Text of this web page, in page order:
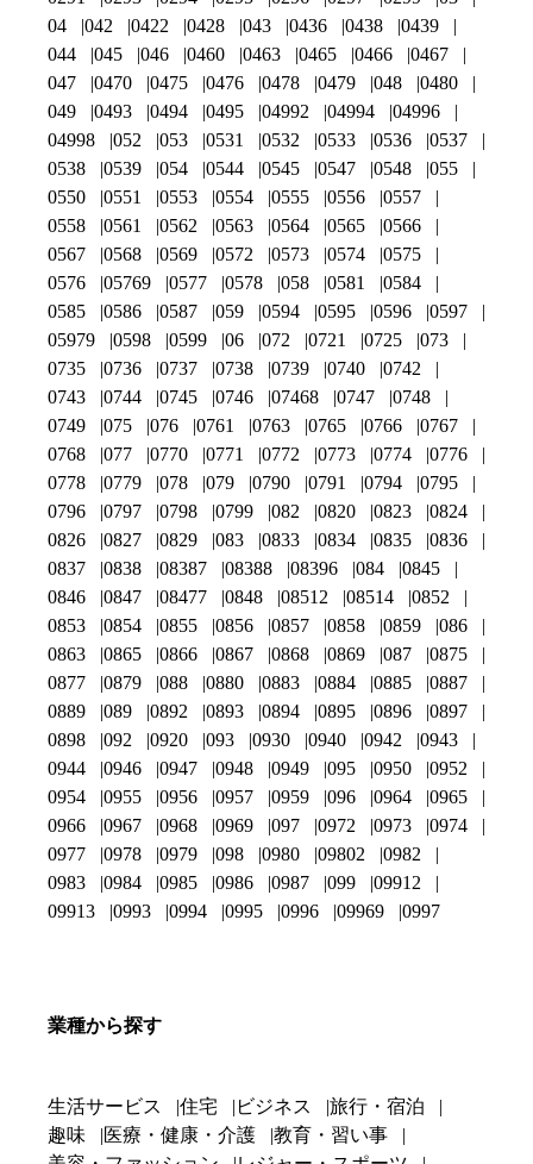
04
042 0422 0428 043 0436 0438
0439
044
045 046 0460 0463 0465 0466
0467
047
0470 0475 0476 0478 0479 048
0480
049
0493 0494 0495 04992 04994
04996
04998
052 053 0531 0532 0533 0536
0537
0538
0539 054 0544 0545 0547 0548
055
0550
0551 0553 0554 0555 0556
0557
0558
0561 0562 0563 0564 0565
0566
0567
0568 0569 0572 0573 0574
0575
0576
05769 0577 0578 058 0581
0584
0585
0586 0587 059 0594 0595 0596
0597
05979
0598 0599 06 072 0721 0725
073
0735
0736 0737 0738 0739 0740
0742
0743
0744 0745 0746 07468 0747
0748
0749
075 076 0761 0763 0765 0766
0767
0768
077 0770 0771 0772 0773 0774
0776
0778
0779 078 079 0790 0791 0794
0795
0796
0797 0798 0799 082 0820 0823
0824
0826
0827 0829 083 0833 0834 0835
0836
0837
0838 08387 08388 08396 084
0845
0846
0847 08477 0848 08512 08514
0852
0853
0854 0855 0856 0857 0858 0859
086
0863
0865 0866 0867 0868 0869 087
0875
0877
0879 088 0880 0883 0884 0885
0887
0889
089 0892 0893 0894 0895 0896
0897
0898
092 0920 093 0930 0940 0942
0943
0944
0946 0947 0948 0949 095 0950
0952
0954
0955 0956 0957 0959 096 0964
0965
0966
0967 0968 0969 097 0972 0973
0974
0977
0978 0979 098 0980 09802
0982
0983
0984 0985 0986 0987 099
09912
09913
0993 0994 0995 0996 09969 0997
業種から探す
生活サービス 住宅 ビジネス
旅行・宿泊
趣味
医療・健康・介護
教育・習い事